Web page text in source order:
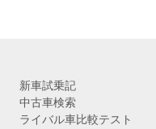
新車試乗記
中古車検索
ライバル車比較テスト